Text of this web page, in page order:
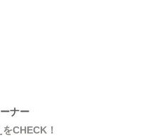
ナー
CHECK！